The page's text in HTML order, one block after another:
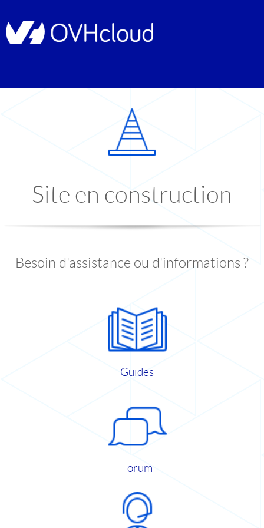
Site en construction
Besoin d'assistance ou d'informations ?
Guides
Forum